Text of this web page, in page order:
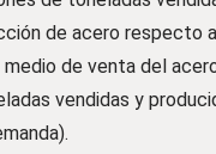
de acero respecto
de venta del
vendidas y